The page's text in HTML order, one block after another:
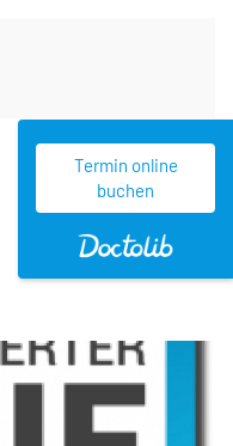
Termin online
buchen